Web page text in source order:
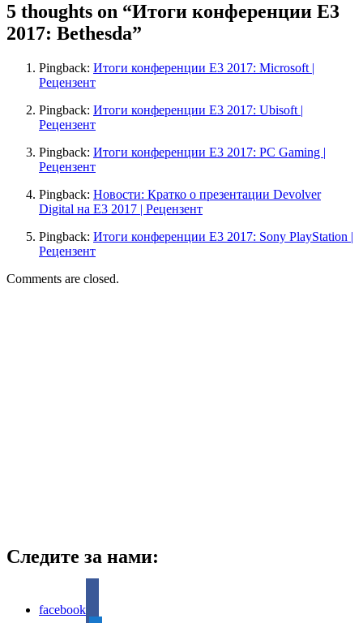
5 thoughts on “Итоги конференции E3
2017: Bethesda”
Pingback: Итоги конференции E3 2017: Microsoft |
Рецензент
Pingback: Итоги конференции E3 2017: Ubisoft |
Рецензент
Pingback: Итоги конференции E3 2017: PC Gaming |
Рецензент
Pingback: Новости: Кратко о презентации Devolver
Digital на E3 2017 | Рецензент
Pingback: Итоги конференции E3 2017: Sony PlayStation |
Рецензент
Comments are closed.
Следите за нами:
facebook